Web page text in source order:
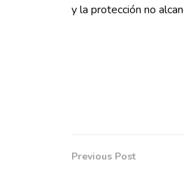
y la protección no
Previous Post